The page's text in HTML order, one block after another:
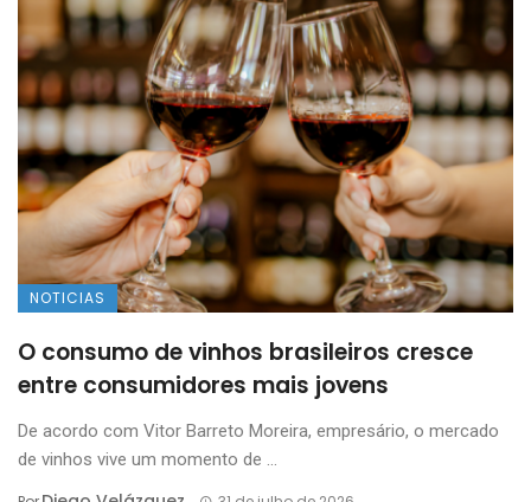
NOTICIAS
O consumo de vinhos brasileiros cresce
entre consumidores mais jovens
De acordo com Vitor Barreto Moreira, empresário, o mercado
de vinhos vive um momento de ...